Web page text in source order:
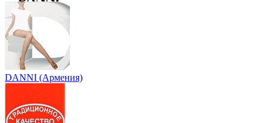
DANNI (Армения)